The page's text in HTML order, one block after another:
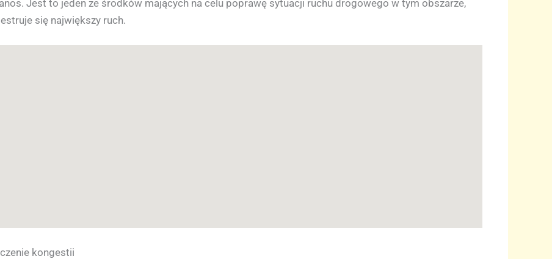
Jest to jeden ze środków mających na celu poprawę sytuacji ruchu drogowego w tym obszarze,
się największy ruch.
kongestii